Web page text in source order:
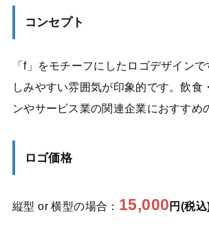
コンセプト
「f」をモチーフにしたロゴデザイン
しみやすい雰囲気が印象的です。飲食
ンやサービス業の関連企業におすすめ
ロゴ価格
縦型 or 横型の場合： 15,000 円(税込